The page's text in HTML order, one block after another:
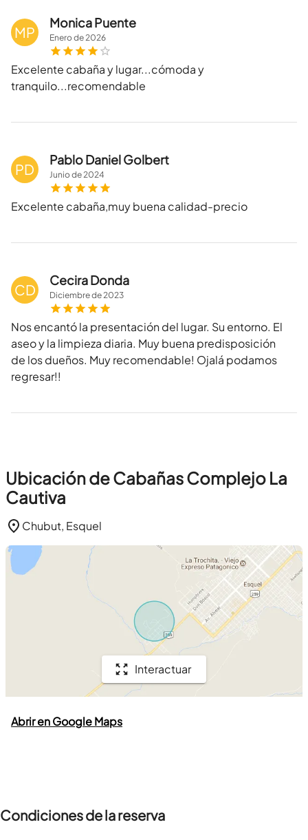
MP
Monica Puente
Enerode2026
Excelente cabaña y lugar...cómoda y
tranquilo...recomendable
PD
Pablo Daniel Golbert
Juniode2024
Excelente cabaña,muy buena calidad-precio
CD
Cecira Donda
Diciembrede2023
Nos encantó la presentación del lugar. Su entorno. El
aseo y la limpieza diaria. Muy buena predisposición
de los dueños. Muy recomendable! Ojalá podamos
regresar!!
Ubicación de Cabañas Complejo La
Cautiva
Chubut, Esquel
Interactuar
Abrir en Google Maps
Condiciones de la reserva